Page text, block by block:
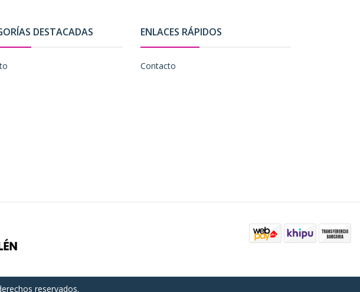
DESTACADAS ENLACES RÁPIDOS
Contacto
reservados.